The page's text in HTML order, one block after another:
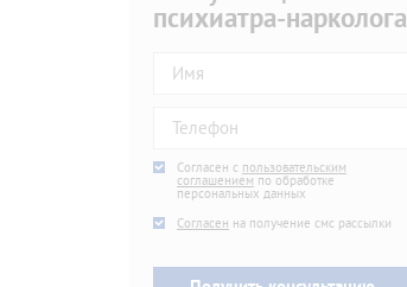
психиатра-нарколога
Agree*
Согласен с пользовательским
соглашением по обработке
персональных данных
SMS
Согласен на получение смс рассылки